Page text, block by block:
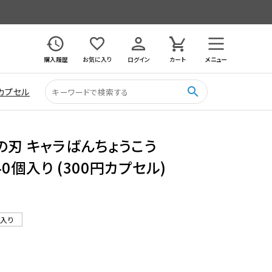
購入履歴
お気に入り ログイン カート メニュー
プセル search
刃 キャラばんちょうこう
個入り (300円カプセル)
り